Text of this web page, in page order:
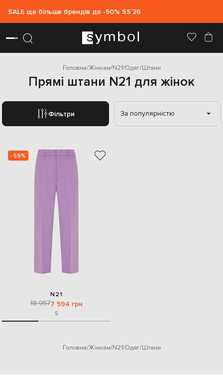
SALE ще більше брендів до -50% SS`26
Головна Жінкам N21 Одяг Штани
Прямі штани N21 для жінок
Фільтри За популярністю
- 59%
N21
18 9577 594 грн
S
Головна Жінкам N21 Одяг Штани